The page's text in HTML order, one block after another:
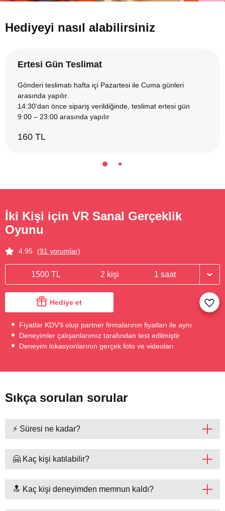
Hediyeyi nasıl alabilirsiniz
Ertesi Gün Teslimat
Gönderi teslimatı hafta içi Pazartesi ile Cuma günleri
arasında yapılır.
14:30'dan önce sipariş verildiğinde, teslimat ertesi gün
9:00 – 23:00 arasında yapılır
160 TL
İki Kişi için VR Sanal Gerçeklik
Oyunu
4.95 (91 yorumlar)
1500 TL 2 kişi 1 saat
Hediye et
Fiyatlar KDV'li olup partner firmalarının fiyatları ile aynı
Deneyimler çalışanlarımız tarafından test edilmiştir
Deneyim lokasyonlarının gerçek foto ve videoları
Sıkça sorulan sorular
⚡ Süresi ne kadar?
🤗 Kaç kişi katılabilir?
🔝 Kaç kişi deneyimden memnun kaldı?